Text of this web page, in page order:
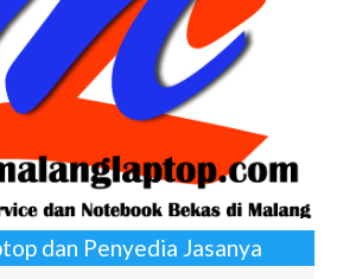
dan Penyedia Jasanya